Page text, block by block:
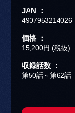
JAN ：
4907953214026
価格 ：
15,200円 (税抜)
収録話数 ：
第50話～第62話